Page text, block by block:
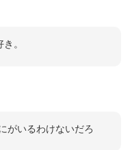
。
がいるわけないだろ